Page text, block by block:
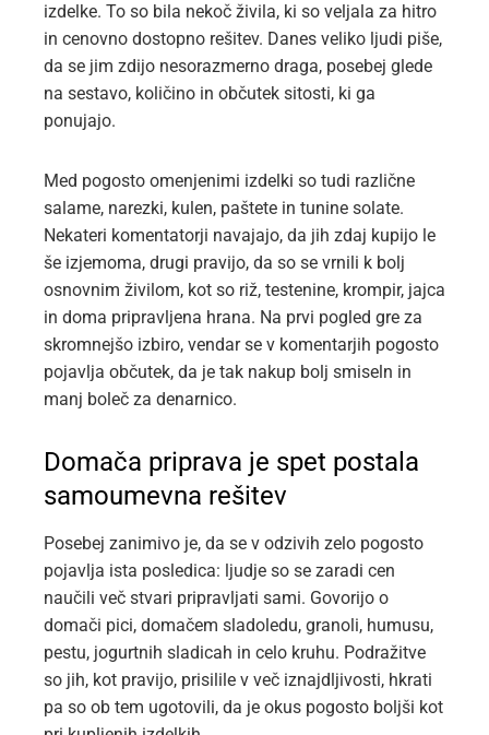
izdelke. To so bila nekoč živila, ki so veljala za hitro
in cenovno dostopno rešitev. Danes veliko ljudi piše,
da se jim zdijo nesorazmerno draga, posebej glede
na sestavo, količino in občutek sitosti, ki ga
ponujajo.
Med pogosto omenjenimi izdelki so tudi različne
salame, narezki, kulen, paštete in tunine solate.
Nekateri komentatorji navajajo, da jih zdaj kupijo le
še izjemoma, drugi pravijo, da so se vrnili k bolj
osnovnim živilom, kot so riž, testenine, krompir, jajca
in doma pripravljena hrana. Na prvi pogled gre za
skromnejšo izbiro, vendar se v komentarjih pogosto
pojavlja občutek, da je tak nakup bolj smiseln in
manj boleč za denarnico.
Domača priprava je spet postala
samoumevna rešitev
Posebej zanimivo je, da se v odzivih zelo pogosto
pojavlja ista posledica: ljudje so se zaradi cen
naučili več stvari pripravljati sami. Govorijo o
domači pici, domačem sladoledu, granoli, humusu,
pestu, jogurtnih sladicah in celo kruhu. Podražitve
so jih, kot pravijo, prisilile v več iznajdljivosti, hkrati
pa so ob tem ugotovili, da je okus pogosto boljši kot